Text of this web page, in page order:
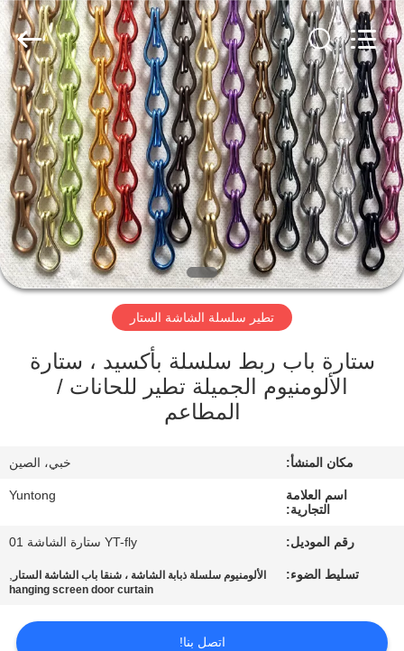
الصفحة
الرئيسية
منتجات
معلومات
عنا
في
المعمل
مراقبة
اتصل
أخبار
2026
Anping
Yuntong
Metal
Mesh
Co.,
Ltd..
All
Rights
Reserved.
تطير سلسلة الشاشة الستار
ستارة باب ربط سلسلة بأكسيد ، ستارة
الألومنيوم الجميلة تطير للحانات /
المطاعم
مكان المنشأ: خبي، الصين
اسم العلامة
التجارية:
Yuntong
رقم الموديل: YT-fly ستارة الشاشة 01
تسليط الضوء: الألومنيوم سلسلة ذبابة الشاشة ، شنقا باب الشاشة الستار ,
hanging screen door curtain
اتصل بنا!